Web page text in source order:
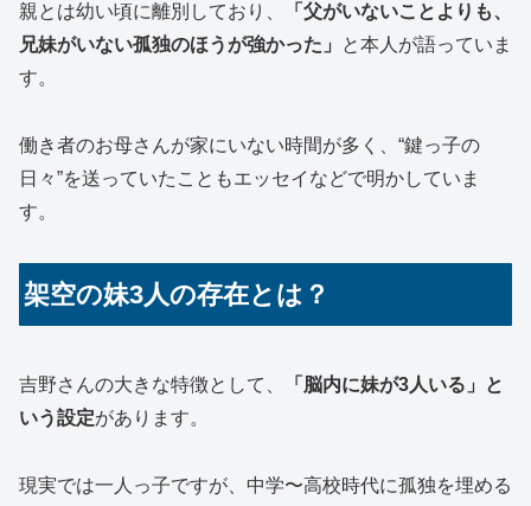
親とは幼い頃に離別しており、
「父がいないことよりも、
兄妹がいない孤独のほうが強かった」
と本人が語っていま
す。
働き者のお母さんが家にいない時間が多く、“鍵っ子の
日々”を送っていたこともエッセイなどで明かしていま
す。
架空の妹3人の存在とは？
吉野さんの大きな特徴として、
「脳内に妹が3人いる」と
いう設定があります。
現実では一人っ子ですが、中学〜高校時代に孤独を埋める